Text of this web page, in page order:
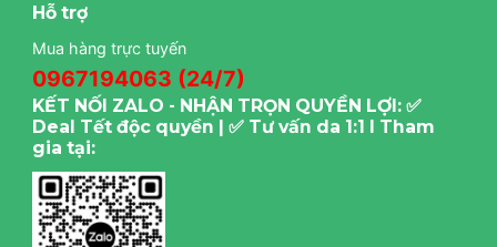
Hỗ trợ
Mua hàng trực tuyến
0967194063 (24/7)
KẾT NỐI ZALO - NHẬN TRỌN QUYỀN LỢI: ✅
Deal Tết độc quyền | ✅ Tư vấn da 1:1 I Tham
gia tại: